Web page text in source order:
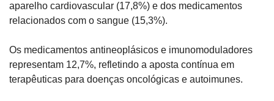
aparelho cardiovascular (17,8%) e dos medicamentos
relacionados com o sangue (15,3%).
Os medicamentos antineoplásicos e imunomoduladores
representam 12,7%, refletindo a aposta contínua em
terapêuticas para doenças oncológicas e autoimunes.